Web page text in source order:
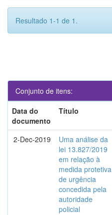
Resultado 1-1 de 1.
Conjunto de itens:
Data do
documento
Título
2-Dec-2019
Uma análise da
lei 13.827/2019
em relação à
medida protetiva
de urgência
concedida pela
autoridade
policial